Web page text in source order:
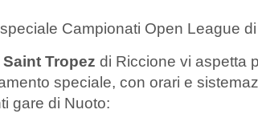
Campionati Open League
Tropez di Riccione vi aspetta
speciale, con orari e
gare di Nuoto: